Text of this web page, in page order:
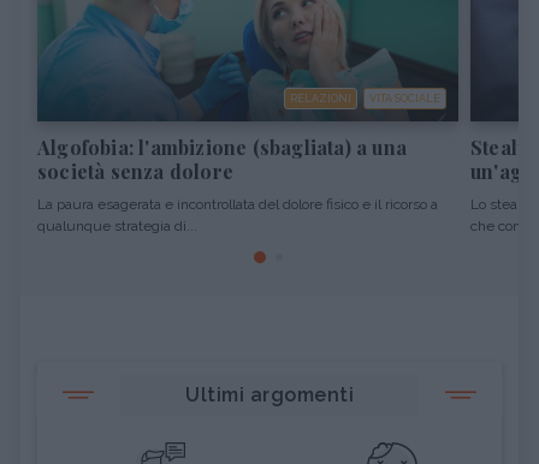
RELAZIONI VITA SOCIALE
Algofobia: l'ambizione (sbagliata) a una
società senza dolore
La paura esagerata e incontrollata del dolore fisico e il ricorso a
qualunque strategia di...
Lo
che
Ultimi argomenti